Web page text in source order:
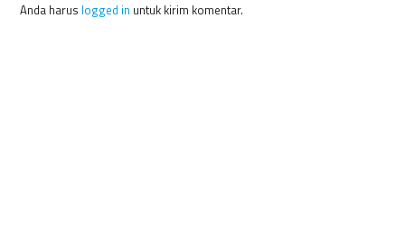
Anda harus logged in untuk kirim komentar.